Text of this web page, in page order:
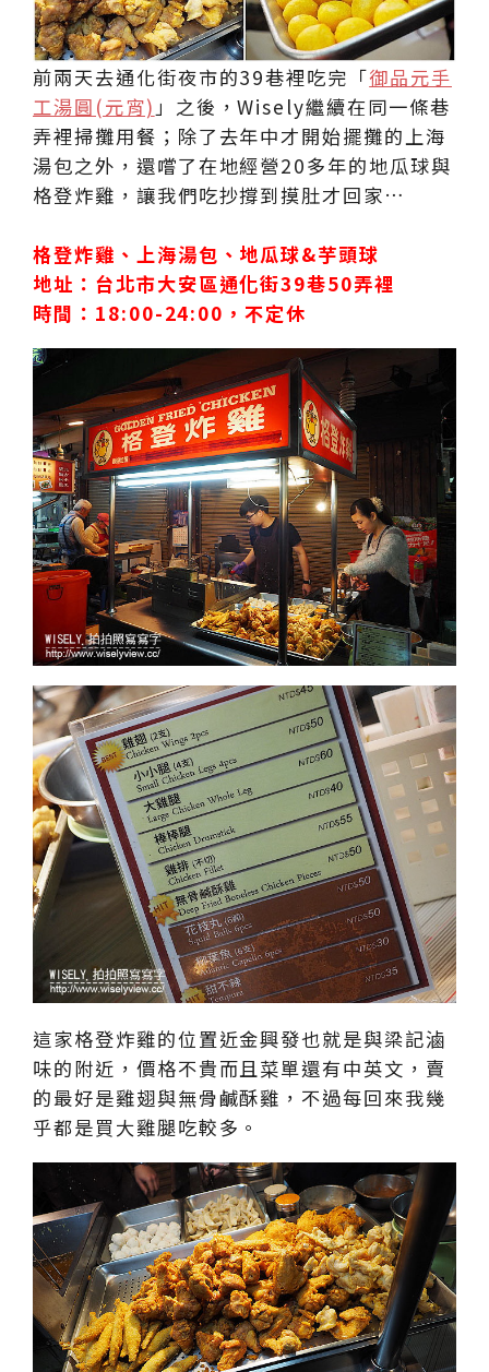
前兩天去通化街夜市的39巷裡吃完「御品元手
工湯圓(元宵) 」之後，Wisely繼續在同一條巷
弄裡掃攤用餐；除了去年中才開始擺攤的上海
湯包之外，還嚐了在地經營20多年的地瓜球與
格登炸雞，讓我們吃抄撐到摸肚才回家…
格登炸雞、上海湯包、地瓜球&芋頭球
地址：台北市大安區通化街39巷50弄裡
時間：18:00-24:00，不定休
這家格登炸雞的位置近金興發也就是與梁記滷
味的附近，價格不貴而且菜單還有中英文，賣
的最好是雞翅與無骨鹹酥雞，不過每回來我幾
乎都是買大雞腿吃較多。